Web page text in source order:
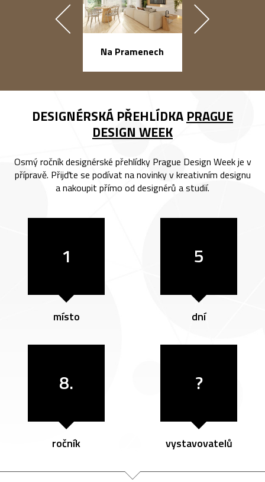
Na Pramenech
DESIGNÉRSKÁ PŘEHLÍDKA PRAGUE
DESIGN WEEK
Osmý ročník designérské přehlídky Prague Design Week je v
přípravě. Přijďte se podívat na novinky v kreativním designu
a nakoupit přímo od designérů a studií.
1
místo
5
dní
8.
ročník
?
vystavovatelů